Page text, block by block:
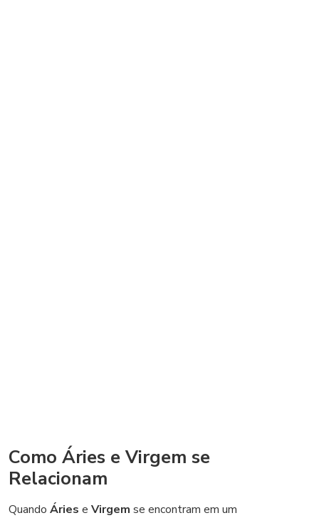
Como Áries e Virgem se
Relacionam
Quando Áries e Virgem se encontram em um